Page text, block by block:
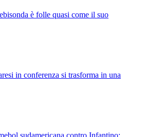
è folle quasi come il suo
in conferenza si trasforma in una
sudamericana contro Infantino: